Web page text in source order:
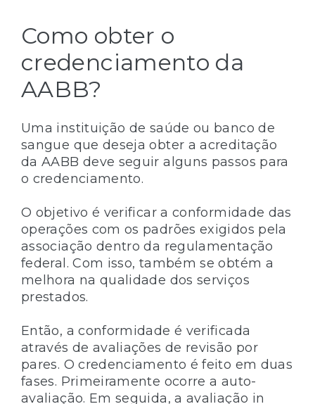
Como obter o
credenciamento da
AABB?
Uma instituição de saúde ou banco de
sangue que deseja obter a acreditação
da AABB deve seguir alguns passos para
o credenciamento.
O objetivo é verificar a conformidade das
operações com os padrões exigidos pela
associação dentro da regulamentação
federal. Com isso, também se obtém a
melhora na qualidade dos serviços
prestados.
Então, a conformidade é verificada
através de avaliações de revisão por
pares. O credenciamento é feito em duas
fases. Primeiramente ocorre a auto-
avaliação. Em seguida, a avaliação in